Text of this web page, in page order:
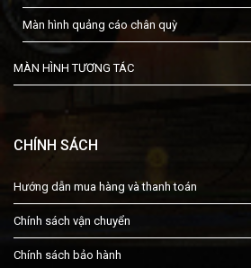
Màn hình quảng cáo chân quỳ
MÀN HÌNH TƯƠNG TÁC
CHÍNH SÁCH
Hướng dẫn mua hàng và thanh toán
Chính sách vận chuyển
Chính sách bảo hành